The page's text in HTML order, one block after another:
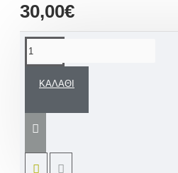
30,00€
ΚΑΛΆΘΙ
βάπτιση κοριτσιού